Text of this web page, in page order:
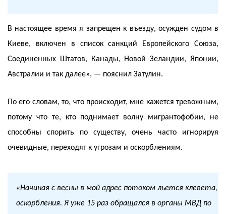
В настоящее время я запрещен к въезду, осужден судом в
Киеве, включен в список санкций Европейского Союза,
Соединенных Штатов, Канады, Новой Зеландии, Японии,
Австралии и так далее», — пояснил Затулин.
По его словам, то, что происходит, мне кажется тревожным,
потому что те, кто поднимает волну мигрантофобии, не
способны спорить по существу, очень часто игнорируя
очевидные, переходят к угрозам и оскорблениям.
«Начиная с весны в мой адрес потоком льется клевета,
оскорбления. Я уже 15 раз обращался в органы МВД по